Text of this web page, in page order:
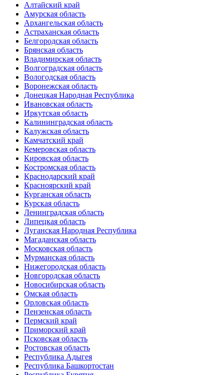
Алтайский край
Амурская область
Архангельская область
Астраханская область
Белгородская область
Брянская область
Владимирская область
Волгоградская область
Вологодская область
Воронежская область
Донецкая Народная Республика
Ивановская область
Иркутская область
Калининградская область
Калужская область
Камчатский край
Кемеровская область
Кировская область
Костромская область
Краснодарский край
Красноярский край
Курганская область
Курская область
Ленинградская область
Липецкая область
Луганская Народная Республика
Магаданская область
Московская область
Мурманская область
Нижегородская область
Новгородская область
Новосибирская область
Омская область
Орловская область
Пензенская область
Пермский край
Приморский край
Псковская область
Ростовская область
Республика Адыгея
Республика Башкортостан